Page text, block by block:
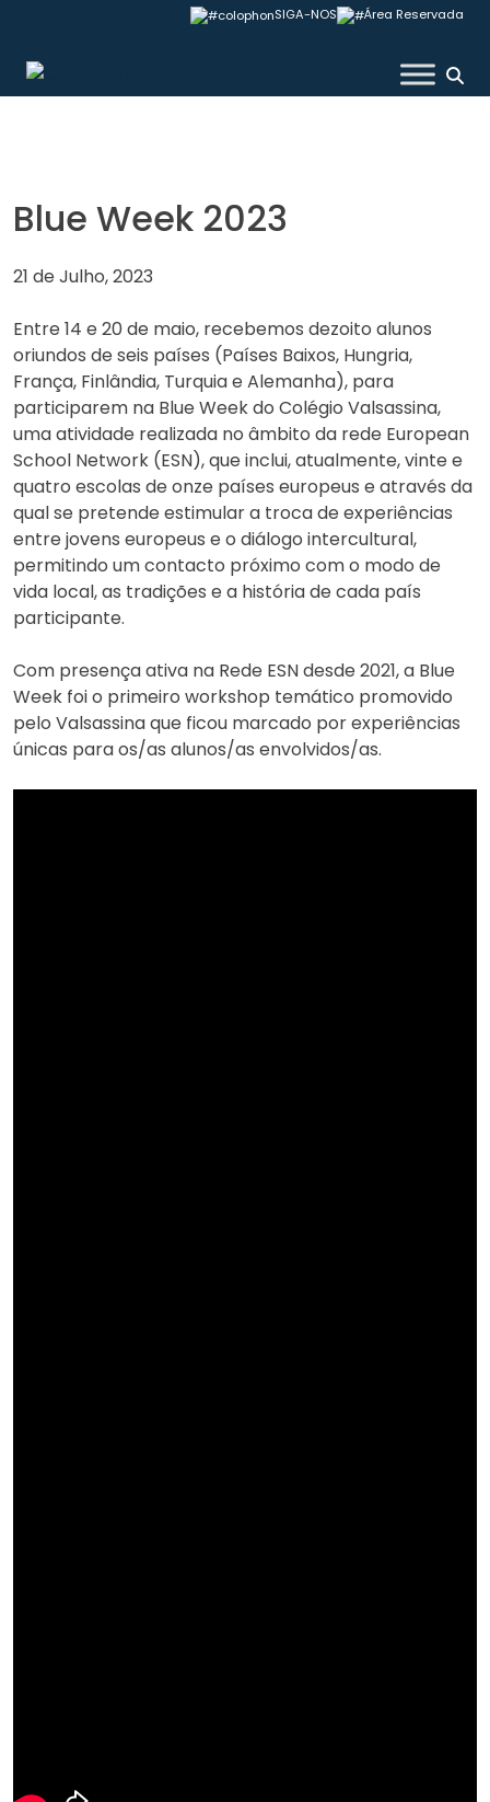
content
SIGA-NOS Área Reservada
Colégio Valsassina
Blue Week 2023
21 de Julho, 2023
Entre 14 e 20 de maio, recebemos dezoito alunos
oriundos de seis países (Países Baixos, Hungria,
França, Finlândia, Turquia e Alemanha), para
participarem na Blue Week do Colégio Valsassina,
uma atividade realizada no âmbito da rede European
School Network (ESN), que inclui, atualmente, vinte e
quatro escolas de onze países europeus e através da
qual se pretende estimular a troca de experiências
entre jovens europeus e o diálogo intercultural,
permitindo um contacto próximo com o modo de
vida local, as tradições e a história de cada país
participante.
Com presença ativa na Rede ESN desde 2021, a Blue
Week foi o primeiro workshop temático promovido
pelo Valsassina que ficou marcado por experiências
únicas para os/as alunos/as envolvidos/as.